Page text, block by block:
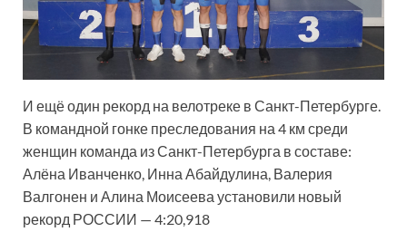
И ещё один рекорд на велотреке в Санкт-Петербурге.
В командной гонке преследования на 4 км среди
женщин команда из Санкт-Петербурга в составе:
Алёна Иванченко, Инна Абайдулина, Валерия
Валгонен и Алина Моисеева установили новый
рекорд РОССИИ — 4:20,918